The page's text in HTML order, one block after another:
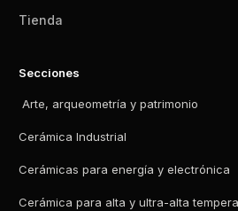
Tienda
Secciones
Arte, arqueometría y patrimonio
Cerámica Industrial
Cerámicas para energía y electrónica
Cerámica para alta y ultra-alta